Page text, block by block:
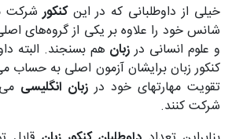
خیلی از داوطلبانی که در اینکنکور شرکت
شانس خود را علاوه بر یکی از گروه‌های
و علوم انسانی درزبان هم بسنجند. البته
کنکور زبان برایشان آزمون اصلی به حساب
تقویت مهارتهای خود در زبان انگلیسی
شرکت کنند.